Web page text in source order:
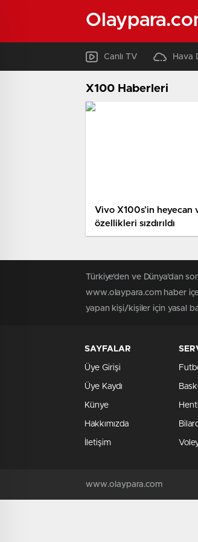
Canlı TV Hava
X100 Haberleri
Vivo X100s’in heyecan
özellikleri sızdırıldı
Türkiye'den ve Dünya’dan
www.olaypara.com haber
yapan kişi/kişiler için yasal
SAYFALAR
Üye Girişi
Üye Kaydı
Künye
Hakkımızda
İletişim
www.olaypara.com